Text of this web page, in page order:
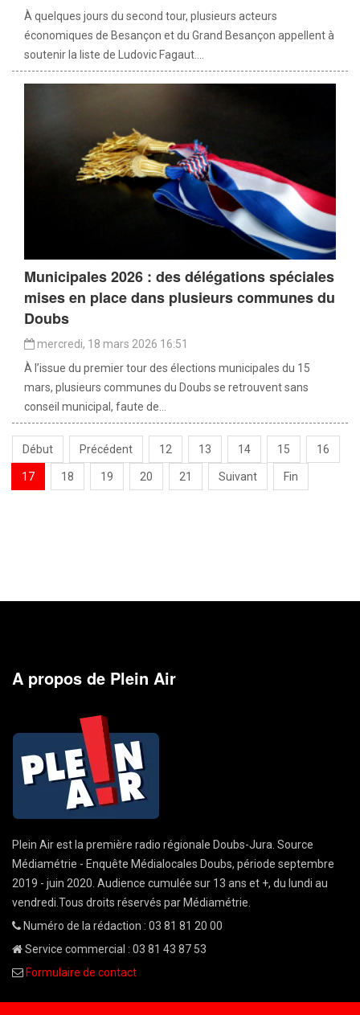
À quelques jours du second tour, plusieurs acteurs
économiques de Besançon et du Grand Besançon appellent à
soutenir la liste de Ludovic Fagaut....
Municipales 2026 : des délégations spéciales
mises en place dans plusieurs communes du
Doubs
mercredi, 18 mars 2026 16:51
À l’issue du premier tour des élections municipales du 15
mars, plusieurs communes du Doubs se retrouvent sans
conseil municipal, faute de...
Début Précédent 12 13 14 15 16
17 18 19 20 21 Suivant Fin
A propos de Plein Air
Plein Air est la première radio régionale Doubs-Jura. Source
Médiamétrie - Enquête Médialocales Doubs, période septembre
2019 - juin 2020. Audience cumulée sur 13 ans et +, du lundi au
vendredi.Tous droits réservés par Médiamétrie.
Numéro de la rédaction : 03 81 81 20 00
Service commercial : 03 81 43 87 53
Formulaire de contact